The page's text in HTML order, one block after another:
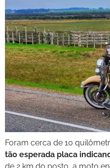
Foram cerca de 10
tão esperada placa